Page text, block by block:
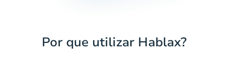
Por que utilizar Hablax?